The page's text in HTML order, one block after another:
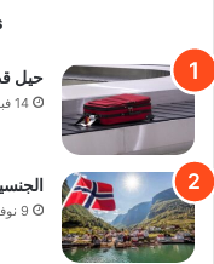
حيل
14 فبراير، 2022
9 نوفمبر، 2021